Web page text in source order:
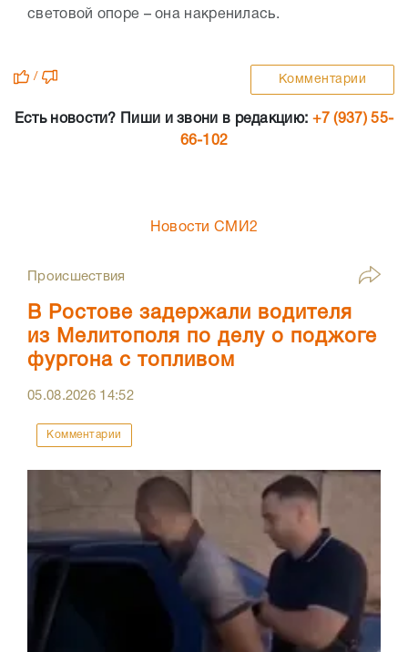
световой опоре – она накренилась.
/ Комментарии
Есть новости? Пиши и звони в редакцию: +7 (937) 55-
66-102
Новости СМИ2
Происшествия
В Ростове задержали водителя
из Мелитополя по делу о поджоге
фургона с топливом
05.08.2026 14:52
Комментарии